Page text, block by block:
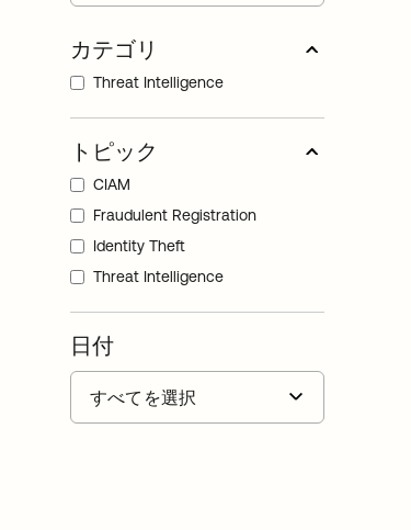
カテゴリ
Threat Intelligence
トピック
CIAM
Fraudulent Registration
Identity Theft
Threat Intelligence
日付